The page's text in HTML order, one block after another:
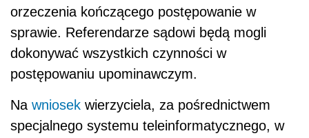
orzeczenia kończącego postępowanie w
sprawie. Referendarze sądowi będą mogli
dokonywać wszystkich czynności w
postępowaniu upominawczym.
Na wniosek wierzyciela, za pośrednictwem
specjalnego systemu teleinformatycznego, w